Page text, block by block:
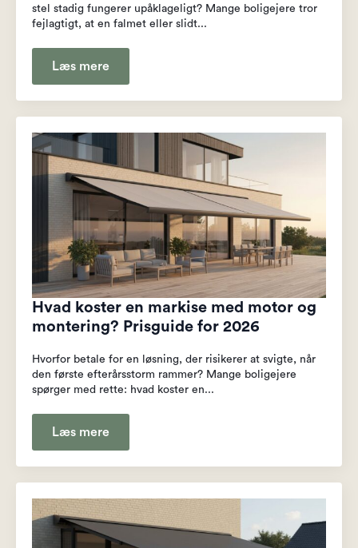
stel stadig fungerer upåklageligt? Mange boligejere tror
fejlagtigt, at en falmet eller slidt...
Læs mere
Hvad koster en markise med motor og
montering? Prisguide for 2026
Hvorfor betale for en løsning, der risikerer at svigte, når
den første efterårsstorm rammer? Mange boligejere
spørger med rette: hvad koster en...
Læs mere